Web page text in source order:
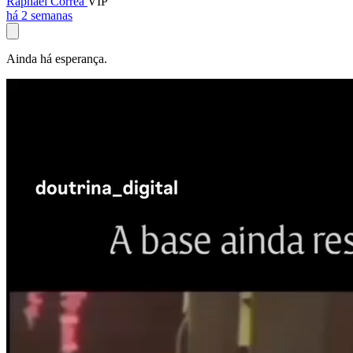
há 2 semanas
Ainda há esperança.